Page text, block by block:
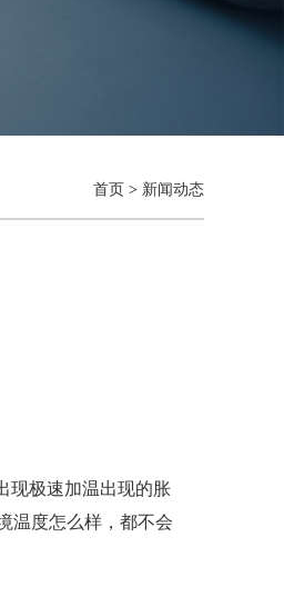
首页 > 新闻动态
现极速加温出现的胀
温度怎么样，都不会